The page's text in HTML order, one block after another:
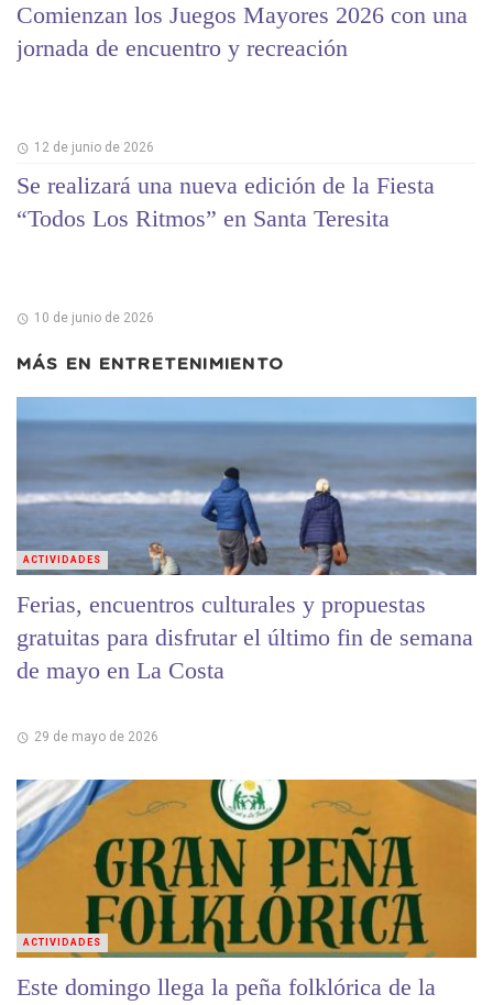
Comienzan los Juegos Mayores 2026 con una
jornada de encuentro y recreación
12 de junio de 2026
Se realizará una nueva edición de la Fiesta
“Todos Los Ritmos” en Santa Teresita
10 de junio de 2026
MÁS EN ENTRETENIMIENTO
Ferias, encuentros culturales y propuestas
gratuitas para disfrutar el último fin de semana
de mayo en La Costa
29 de mayo de 2026
ACTIVIDADES
Este domingo llega la peña folklórica de la
ACTIVIDADES